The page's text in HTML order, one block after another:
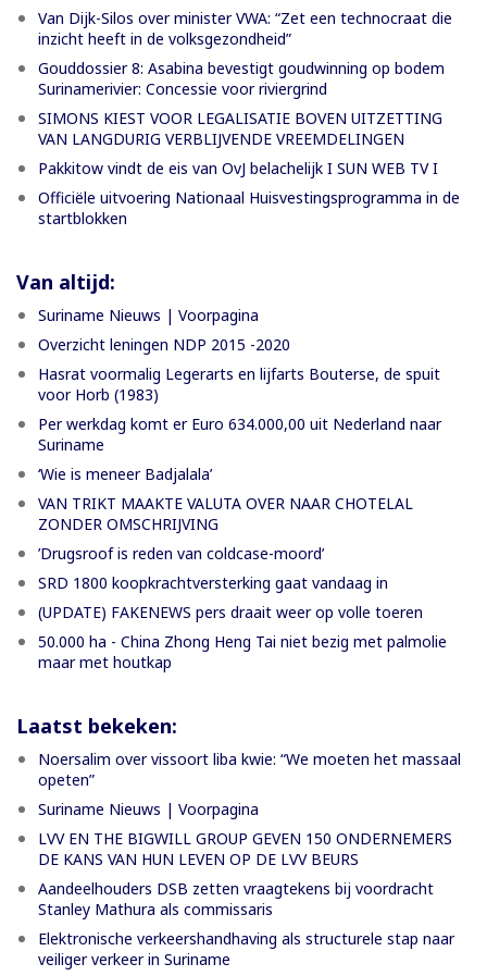
Van Dijk-Silos over minister VWA: “Zet een technocraat die
inzicht heeft in de volksgezondheid”
Gouddossier 8: Asabina bevestigt goudwinning op bodem
Surinamerivier: Concessie voor riviergrind
SIMONS KIEST VOOR LEGALISATIE BOVEN UITZETTING
VAN LANGDURIG VERBLIJVENDE VREEMDELINGEN
Pakkitow vindt de eis van OvJ belachelijk I SUN WEB TV I
Officiële uitvoering Nationaal Huisvestingsprogramma in de
startblokken
Van altijd:
Suriname Nieuws | Voorpagina
Overzicht leningen NDP 2015 -2020
Hasrat voormalig Legerarts en lijfarts Bouterse, de spuit
voor Horb (1983)
Per werkdag komt er Euro 634.000,00 uit Nederland naar
Suriname
‘Wie is meneer Badjalala’
VAN TRIKT MAAKTE VALUTA OVER NAAR CHOTELAL
ZONDER OMSCHRIJVING
’Drugsroof is reden van coldcase-moord’
SRD 1800 koopkrachtversterking gaat vandaag in
(UPDATE) FAKENEWS pers draait weer op volle toeren
50.000 ha - China Zhong Heng Tai niet bezig met palmolie
maar met houtkap
Laatst bekeken:
Noersalim over vissoort liba kwie: “We moeten het massaal
opeten”
Suriname Nieuws | Voorpagina
LVV EN THE BIGWILL GROUP GEVEN 150 ONDERNEMERS
DE KANS VAN HUN LEVEN OP DE LVV BEURS
Aandeelhouders DSB zetten vraagtekens bij voordracht
Stanley Mathura als commissaris
Elektronische verkeershandhaving als structurele stap naar
veiliger verkeer in Suriname